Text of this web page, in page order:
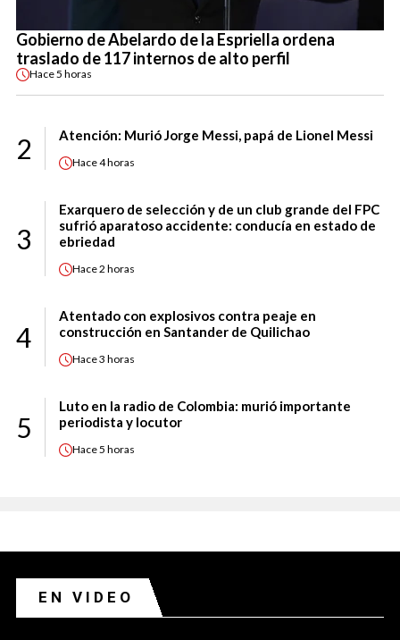
Gobierno de Abelardo de la Espriella ordena
traslado de 117 internos de alto perfil
Hace5 horas
2 Atención: Murió Jorge Messi, papá de Lionel Messi
Hace4 horas
3
Exarquero de selección y de un club grande del FPC
sufrió aparatoso accidente: conducía en estado de
ebriedad
Hace2 horas
4
Atentado con explosivos contra peaje en
construcción en Santander de Quilichao
Hace3 horas
5
Luto en la radio de Colombia: murió importante
periodista y locutor
Hace5 horas
EN VIDEO